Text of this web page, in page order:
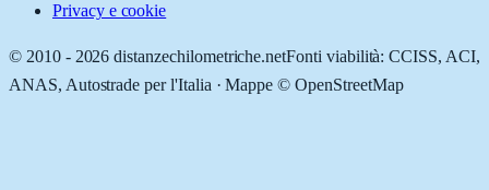
Privacy e cookie
© 2010 - 2026 distanzechilometriche.netFonti viabilità: CCISS, ACI,
ANAS, Autostrade per l'Italia · Mappe © OpenStreetMap